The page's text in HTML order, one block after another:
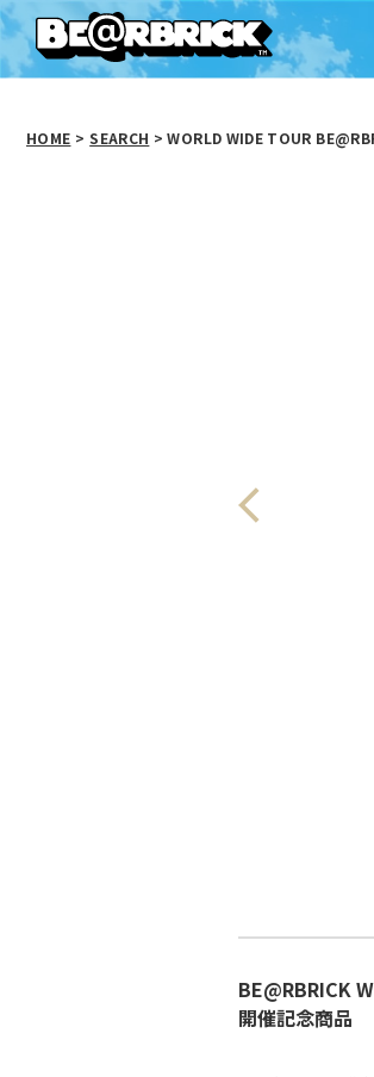
HOME > SEARCH > WORLD WIDE TOUR
BE@RBRICK
開催記念商品